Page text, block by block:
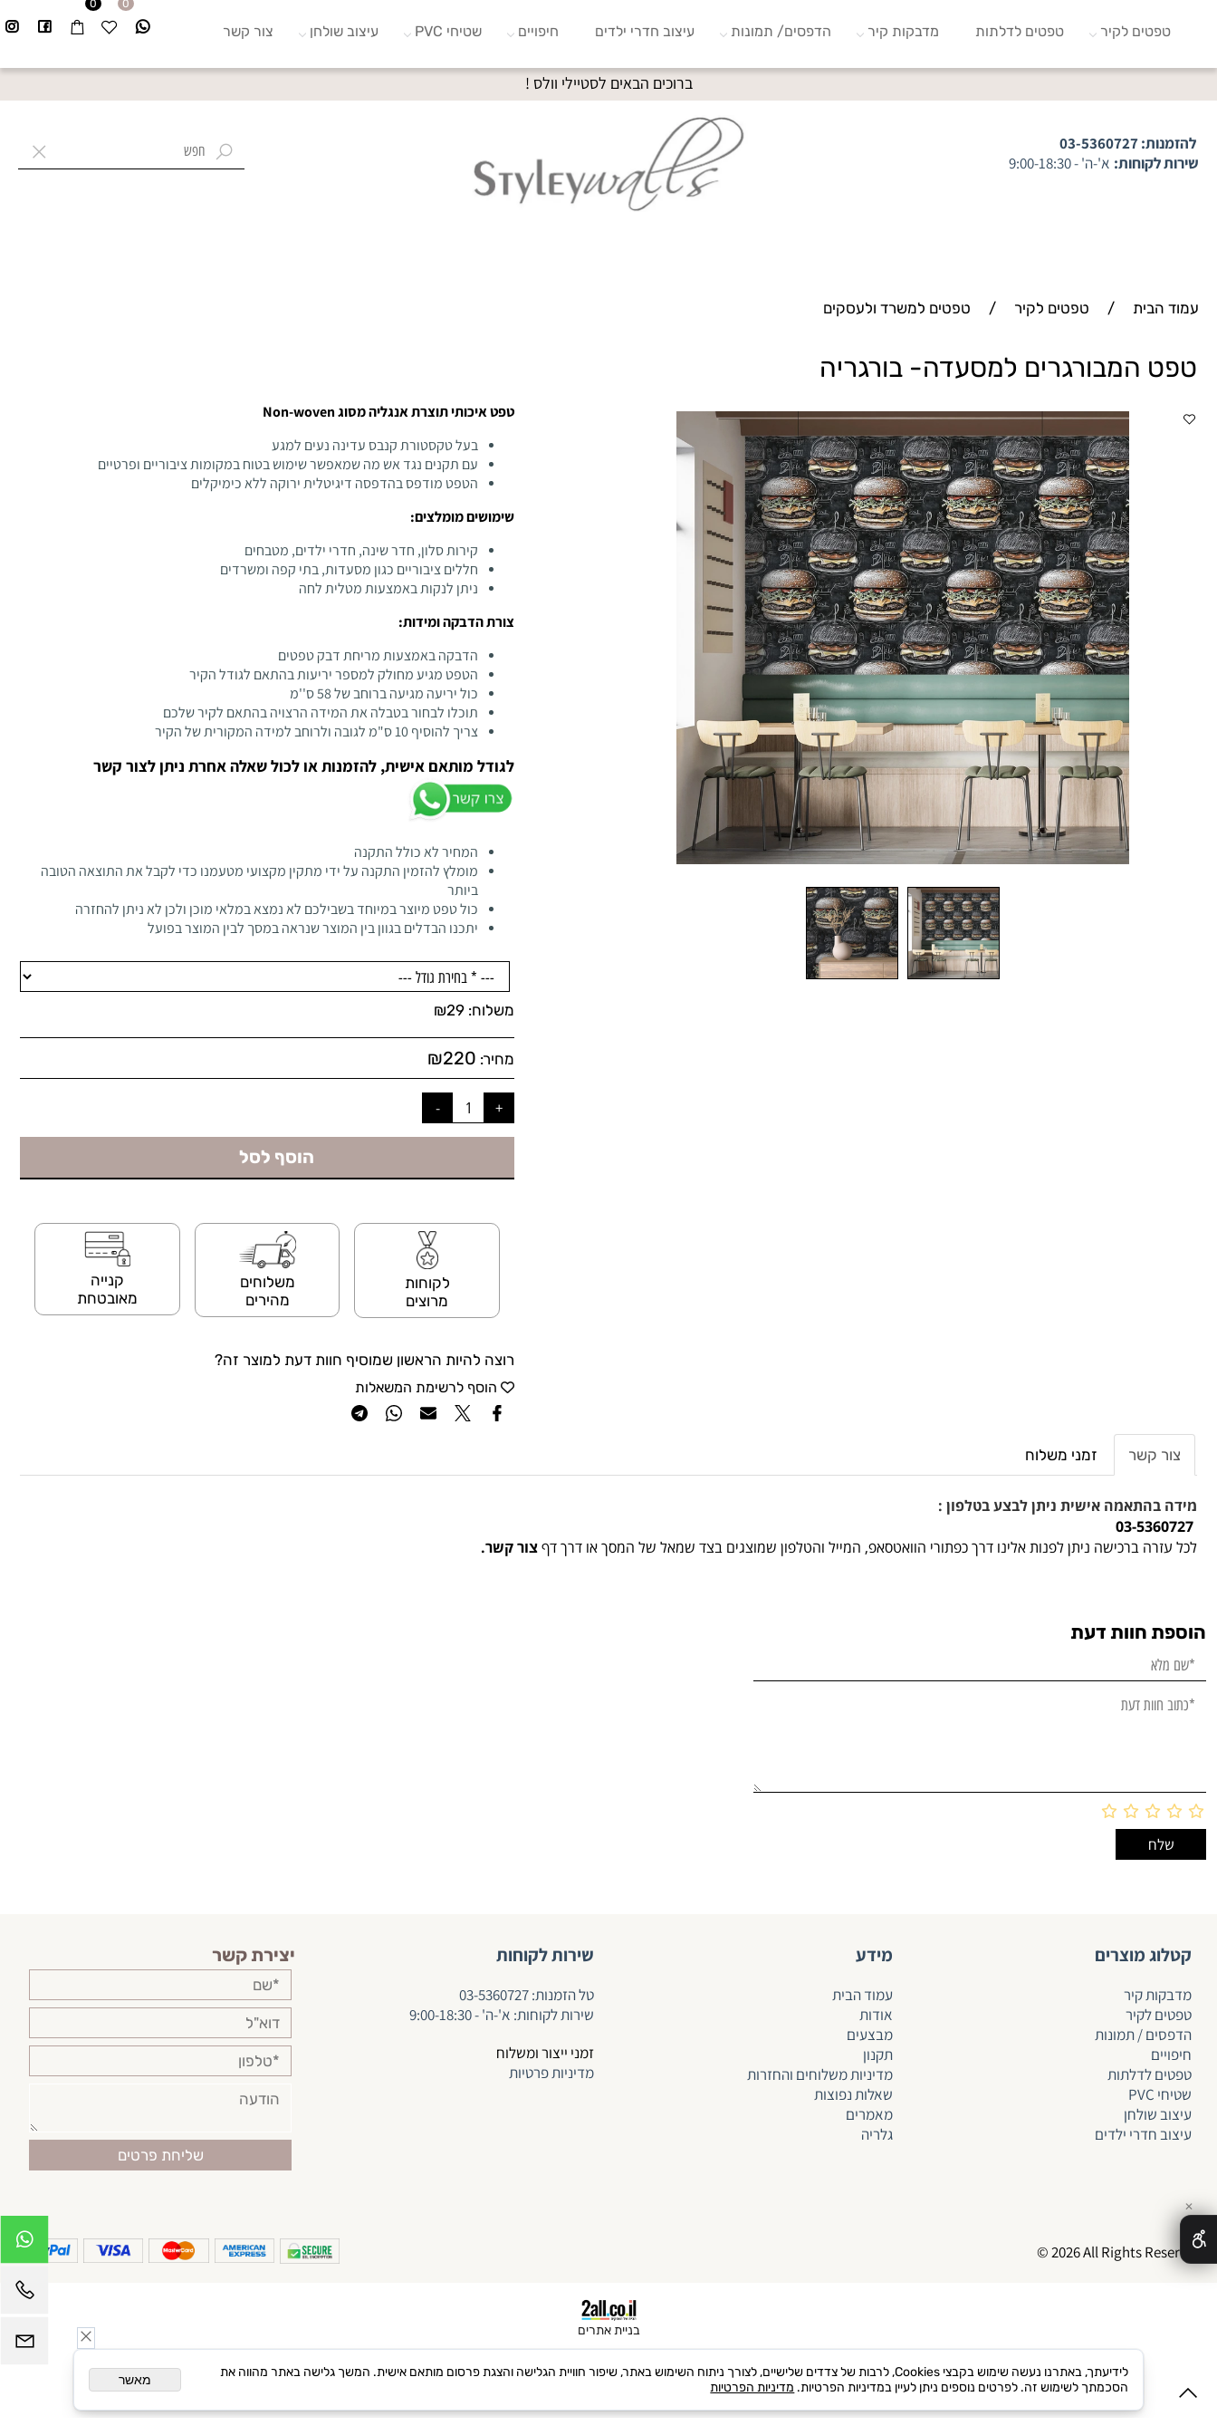
ברוכים הבאים לסטיילי וולס !
להזמנות:03-5360727
שירות לקוחות: א'-ה' - 9:00-18:30
0 0
טפטים לקיר טפטים לדלתות מדבקות קיר הדפסים/ תמונות עיצוב חדרי ילדים חיפויים שטיחי PVC עיצוב שולחן צור קשר
עמוד הבית / טפטים לקיר / טפטים למשרד ולעסקים
טפט המבורגרים למסעדה- בורגריה
טפט איכותי תוצרת אנגליה מסוג Non-woven
בעל טקסטורת קנבס עדינה נעים למגע
עם תקנים נגד אש מה שמאפשר שימוש בטוח במקומות ציבוריים ופרטיים
הטפט מודפס בהדפסה דיגיטלית ירוקה ללא כימיקלים
שימושים מומלצים:
קירות סלון, חדר שינה, חדרי ילדים, מטבחים
חללים ציבוריים כגון מסעדות, בתי קפה ומשרדים
ניתן לנקות באמצעות מטלית לחה
צורת הדבקה ומידות:
הדבקה באמצעות מריחת דבק טפטים
הטפט מגיע מחולק למספר יריעות בהתאם לגודל הקיר
כול יריעה מגיעה ברוחב של 58 ס''מ
תוכלו לבחור בטבלה את המידה הרצויה בהתאם לקיר שלכם
צריך להוסיף 10 ס"מ לגובה ולרוחב למידה המקורית של הקיר
לגודל מותאם אישית, להזמנות או לכול שאלה אחרת ניתן לצור קשר
המחיר לא כולל התקנה
מומלץ להזמין התקנה על ידי מתקין מקצועי מטעמנו כדי לקבל את התוצאה הטובה
ביותר
כול טפט מיוצר במיוחד בשבילכם לא נמצא במלאי מוכן ולכן לא ניתן להחזרה
יתכנו הבדלים בגוון בין המוצר שנראה במסך לבין המוצר בפועל
משלוח: ₪29
מחיר: ₪220
הוסף לסל
לקוחות
מרוצים
משלוחים
מהירים
קנייה
מאובטחת
רוצה להיות הראשון שמוסיף חוות דעת למוצר זה?
הוסף לרשימת המשאלות
צור קשר זמני משלוח
מידה בהתאמה אישית ניתן לבצע בטלפון :
03-5360727
לכל עזרה ברכישה ניתן לפנות אלינו דרך כפתורי הוואטסאפ, המייל והטלפון שמוצגים בצד שמאל של המסך או דרך דףצור קשר.
הוספת חוות דעת
קטלוג מוצרים
מדבקות קיר
טפטים לקיר
הדפסים / תמונות
חיפויים
טפטים לדלתות
שטיחי PVC
עיצוב שולחן
עיצוב חדרי ילדים
מידע
עמוד הבית
אודות
מבצעים
תקנון
מדיניות משלוחים והחזרות
שאלות נפוצות
מאמרים
גלריה
שירות לקוחות
טל הזמנות:03-5360727
שירות לקוחות: א'-ה' - 9:00-18:30
זמני ייצור ומשלוח
מדיניות פרטיות
יצירת קשר
© 2026 All Rights Reserved
בניית אתרים
✕
לידיעתך, באתרנו נעשה שימוש בקבצי Cookies, לרבות של צדדים שלישיים, לצורך ניתוח השימוש באתר, שיפור חוויית הגלישה והצגת פרסום מותאם אישית. המשך גלישה באתר מהווה את
הסכמתך לשימוש זה. לפרטים נוספים ניתן לעיין במדיניות הפרטיות. מדיניות הפרטיות מאשר